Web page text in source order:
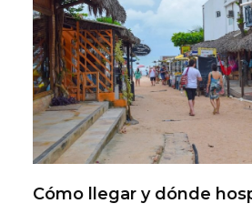
Cómo llegar y dónde